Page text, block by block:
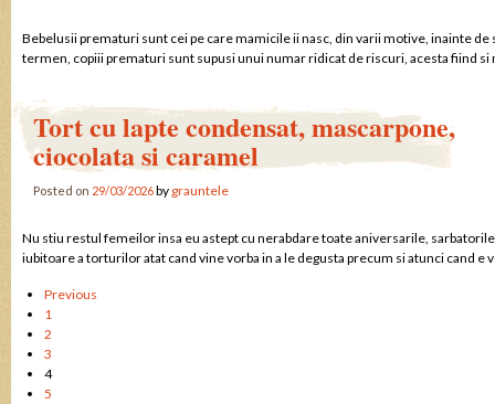
Bebelusii prematuri sunt cei pe care mamicile ii nasc, din varii motive, inainte
termen, copiii prematuri sunt supusi unui numar ridicat de riscuri, acesta fiind
Tort cu lapte condensat, mascarpone,
ciocolata si caramel
Posted on 29/03/2026by grauntele
Nu stiu restul femeilor insa eu astept cu nerabdare toate aniversarile,
iubitoare a torturilor atat cand vine vorba in a le degusta precum si atunci cand
Posts
pagination
Previous
1
2
3
4
5